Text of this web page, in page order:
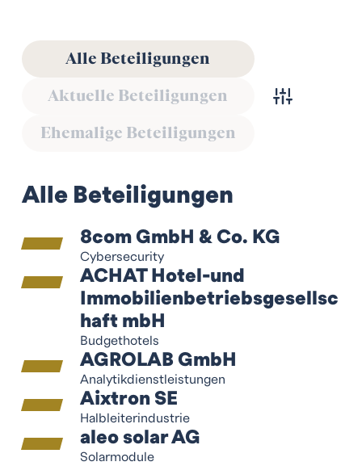
Alle Beteiligungen
Aktuelle Beteiligungen
Ehemalige Beteiligungen
Alle Beteiligungen
8com GmbH & Co. KG
Cybersecurity
ACHAT Hotel-und
Immobilienbetriebsgesellsc
haft mbH
Budgethotels
AGROLAB GmbH
Analytikdienstleistungen
Aixtron SE
Halbleiterindustrie
aleo solar AG
Solarmodule